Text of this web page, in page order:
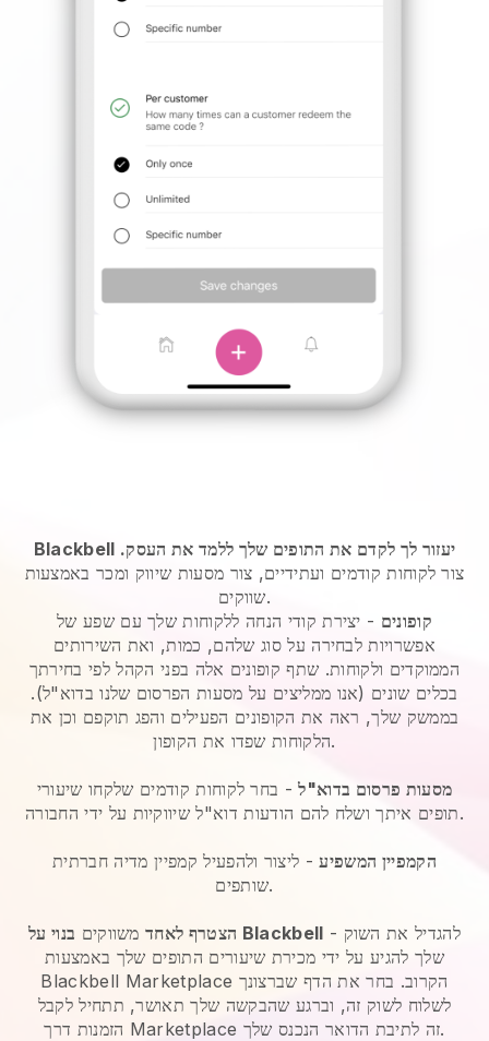
Blackbell יעזור לך לקדם את התופים שלך ללמד את העסק.
צור לקוחות קודמים ועתידיים, צור מסעות שיווק ומכר באמצעות
שווקים.
קופונים - יצירת קודי הנחה ללקוחות שלך עם שפע של
אפשרויות לבחירה על סוג שלהם, כמות, ואת השירותים
הממוקדים ולקוחות. שתף קופונים אלה בפני הקהל לפי בחירתך
בכלים שונים (אנו ממליצים על מסעות הפרסום שלנו בדוא"ל).
בממשק שלך, ראה את הקופונים הפעילים והפג תוקפם וכן את
הלקוחות שפדו את הקופון.
מסעות פרסום בדוא"ל- בחר לקוחות קודמים שלקחו שיעורי
תופים איתך ושלח להם הודעות דוא"ל שיווקיות על ידי החבורה.
הקמפיין המשפיע- ליצור ולהפעיל קמפיין מדיה חברתית
שותפים.
הצטרף לאחדמשווקים בנוי על Blackbell - להגדיל את השוק
שלך להגיע על ידי מכירת שיעורים התופים שלך באמצעות
Blackbell Marketplace הקרוב. בחר את הדף שברצונך
לשלוח לשוק זה, וברגע שהבקשה שלך תאושר, תתחיל לקבל
הזמנות דרך Marketplace זה לתיבת הדואר הנכנס שלך.